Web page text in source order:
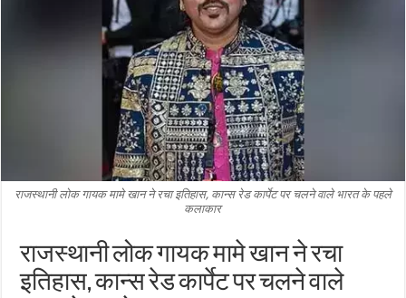
राजस्थानी लोक गायक मामे खान ने रचा इतिहास, कान्स रेड कार्पेट पर चलने वाले भारत के पहले
कलाकार
राजस्थानी लोक गायक मामे खान ने रचा
इतिहास, कान्स रेड कार्पेट पर चलने वाले